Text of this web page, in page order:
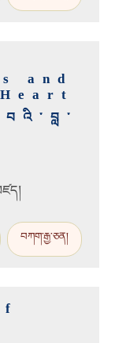
and
བཀག་རྒྱ་ཅན།